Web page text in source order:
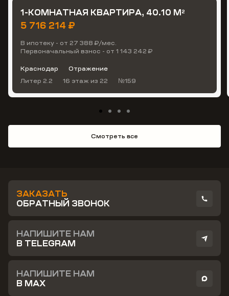
1-КОМНАТНАЯ КВАРТИРА, 40.10 М2
5 716 214 ₽
В ипотеку - от 27 388 ₽/мес.
Первоначальный взнос - от 1 143 242 ₽
Краснодар
Отражение
Литер 2.2
16 этаж из 22 №159
Смотреть все
ЗАКАЗАТЬ
ОБРАТНЫЙ ЗВОНОК
НАПИШИТЕ НАМ
В TELEGRAM
НАПИШИТЕ НАМ
В MAX